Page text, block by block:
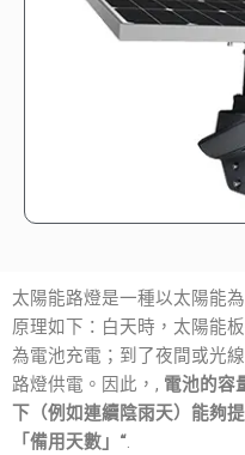
太陽能路燈是一種以太陽能
原理如下：白天時，太陽能
為電池充電；到了夜間或光
路燈供電。因此，, 電池的容
下（例如連續陰雨天）能夠
「備用天數」“.